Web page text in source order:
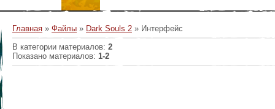
Главная » Файлы » Dark Souls 2 » Интерфейс
В категории материалов: 2
Показано материалов: 1-2